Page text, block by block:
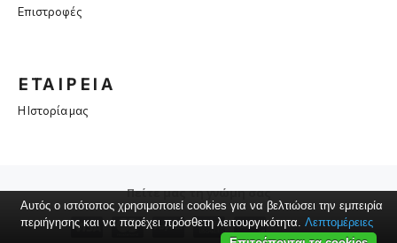
Επιστροφές
ΕΤΑΙΡΕΙΑ
Η Ιστορία μας
Πείτε μας τη γνώμη σας
Αυτός ο ιστότοπος χρησιμοποιεί cookies για να βελτιώσει την εμπειρία
περιήγησης και να παρέχει πρόσθετη λειτουργικότητα. Λεπτομέρειες